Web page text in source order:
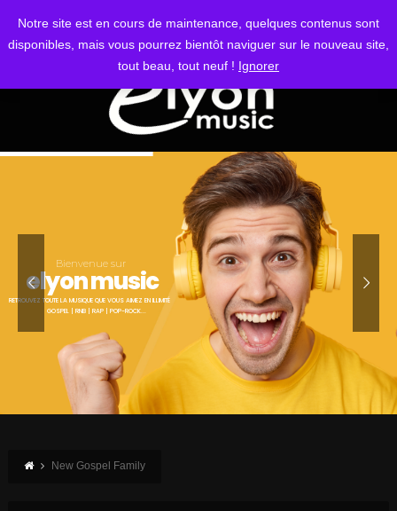
Notre site est en cours de maintenance, quelques contenus sont
disponibles, mais vous pourrez bientôt naviguer sur le nouveau site,
tout beau, tout neuf ! Ignorer
S'IDENTIFIER
Bienvenue sur
elyon music
RETROUVEZ TOUTE LA MUSIQUE QUE VOUS AIMEZ EN ILLIMITÉ
GOSPEL | RNB | RAP | POP-ROCK...
New Gospel Family